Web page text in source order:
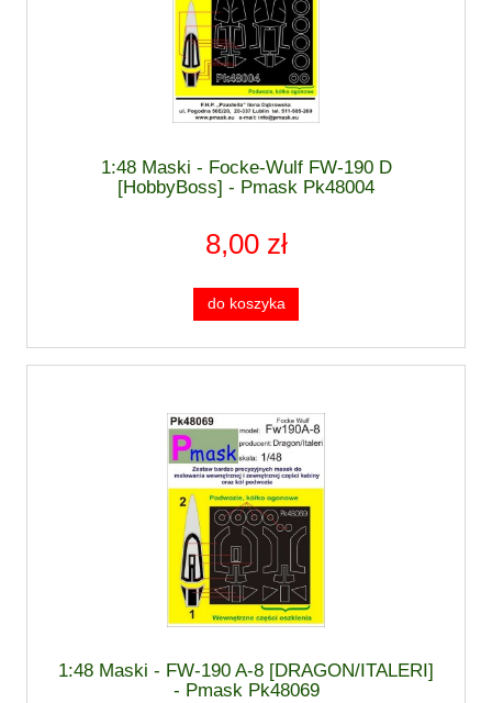
1:48 Maski - Focke-Wulf FW-190 D
[HobbyBoss] - Pmask Pk48004
8,00 zł
do koszyka
1:48 Maski - FW-190 A-8 [DRAGON/ITALERI]
- Pmask Pk48069